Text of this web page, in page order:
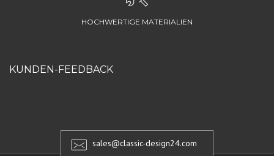
HOCHWERTIGE MATERIALIEN
KUNDEN-FEEDBACK
sales@classic-design24.com